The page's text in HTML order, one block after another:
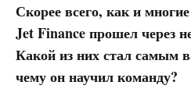
Скорее всего, как и
Jet Finance прошел через
Какой из них стал самым
чему он научил команду?